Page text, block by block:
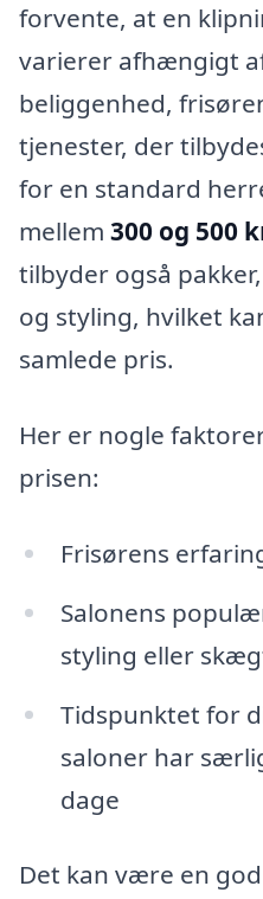
forvente, at en
varierer afhængigt
beliggenhed,
tjenester, der
for en standard
mellem 300 og 500
tilbyder også
og styling, hvilket
samlede pris.
Her er nogle
prisen:
Frisørens
Salonens
styling eller
Tidspunktet for
saloner har
dage
Det kan være en